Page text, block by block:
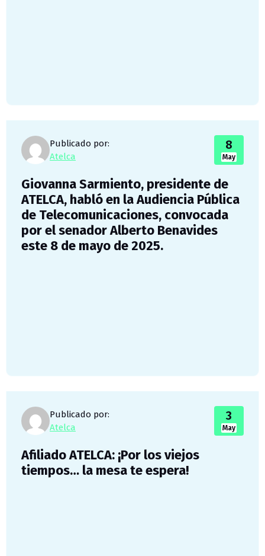
Publicado por:
Atelca
8
May
Giovanna Sarmiento, presidente de
ATELCA, habló en la Audiencia Pública
de Telecomunicaciones, convocada
por el senador Alberto Benavides
este 8 de mayo de 2025.
Publicado por:
Atelca
3
May
Afiliado ATELCA: ¡Por los viejos
tiempos… la mesa te espera!